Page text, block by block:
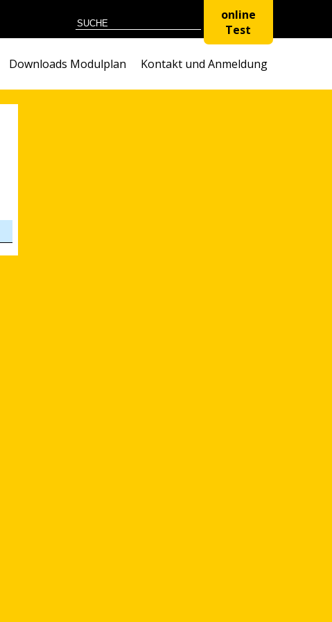
online
Test
Downloads Modulplan Kontakt und Anmeldung